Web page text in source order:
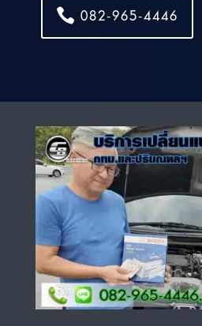
082-965-4446